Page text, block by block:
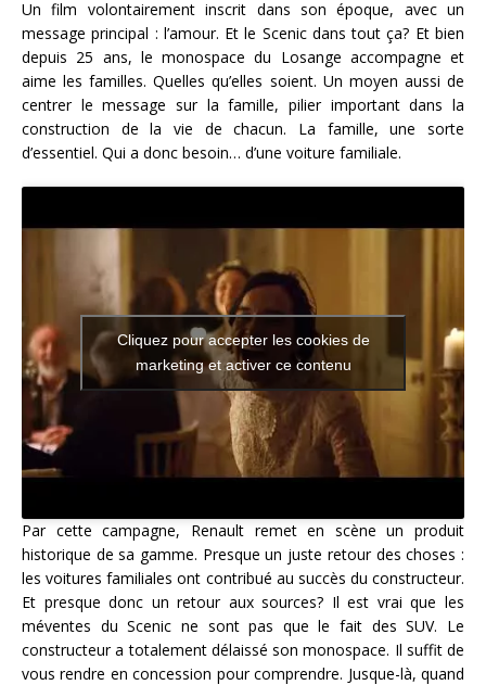
Un film volontairement inscrit dans son époque, avec un
message principal : l’amour. Et le Scenic dans tout ça? Et bien
depuis 25 ans, le monospace du Losange accompagne et
aime les familles. Quelles qu’elles soient. Un moyen aussi de
centrer le message sur la famille, pilier important dans la
construction de la vie de chacun. La famille, une sorte
d’essentiel. Qui a donc besoin… d’une voiture familiale.
Cliquez pour accepter les cookies de
marketing et activer ce contenu
Par cette campagne, Renault remet en scène un produit
historique de sa gamme. Presque un juste retour des choses :
les voitures familiales ont contribué au succès du constructeur.
Et presque donc un retour aux sources? Il est vrai que les
méventes du Scenic ne sont pas que le fait des SUV. Le
constructeur a totalement délaissé son monospace. Il suffit de
vous rendre en concession pour comprendre. Jusque-là, quand